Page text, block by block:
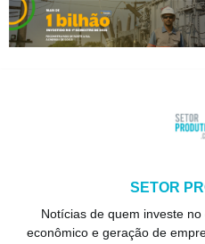
SETOR
Notícias de quem investe
econômico e geração de